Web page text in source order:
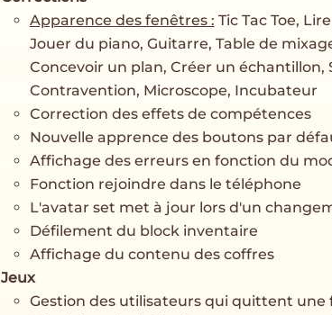
Apparence des fenêtres : Tic Tac Toe,
Jouer du piano, Guitarre, Table de
Concevoir un plan, Créer un
Contravention, Microscope, Incubateur
Correction des effets de compétences
Nouvelle apprence des boutons par
Affichage des erreurs en fonction du
Fonction rejoindre dans le téléphone
L'avatar set met à jour lors d'un
Défilement du block inventaire
Affichage du contenu des coffres
Jeux
Gestion des utilisateurs qui quittent une